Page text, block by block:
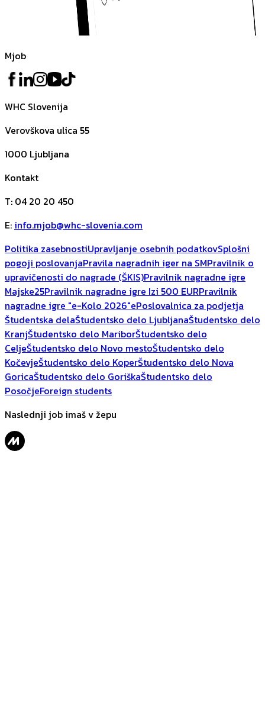
Mjob
WHC Slovenija
Verovškova ulica 55
1000 Ljubljana
Kontakt
T: 04 20 20 450
E: info.mjob@whc-slovenia.com
Politika zasebnostiUpravljanje osebnih podatkovSplošni
pogoji poslovanjaPravila nagradnih iger na SMPravilnik o
upravičenosti do nagrade (ŠKIS)Pravilnik nagradne igre
Majske25Pravilnik nagradne igre Izi 500 EURPravilnik
nagradne igre "e-Kolo 2026"ePoslovalnica za podjetja
Študentska delaŠtudentsko delo LjubljanaŠtudentsko delo
KranjŠtudentsko delo MariborŠtudentsko delo
CeljeŠtudentsko delo Novo mestoŠtudentsko delo
KočevjeŠtudentsko delo KoperŠtudentsko delo Nova
GoricaŠtudentsko delo GoriškaŠtudentsko delo
PosočjeForeign students
Naslednji job imaš v žepu